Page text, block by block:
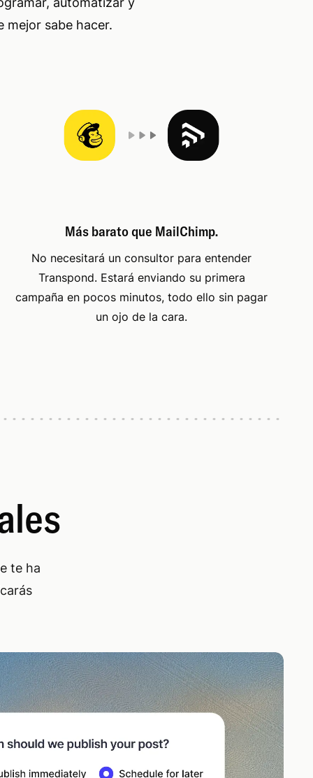
mejor sabe hacer.
Más barato que MailChimp.
No necesitará un consultor para entender
Transpond. Estará enviando su primera
campaña en pocos minutos, todo ello sin pagar
un ojo de la cara.
te ha